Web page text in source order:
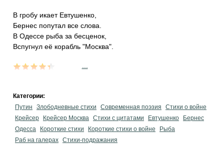
В гробу икает Евтушенко,
Бернес попутал все слова.
В Одессе рыба за бесценок,
Вспугнул её корабль "Москва".
Категории:
Путин
Злободневные стихи Современная поэзия
Стихи о войне
Крейсер
Крейсер Москва Стихи с цитатами Евтушенко
Бернес
Одесса
Короткие стихи Короткие стихи о войне
Рыба
Раб на галерах Стихи-подражания